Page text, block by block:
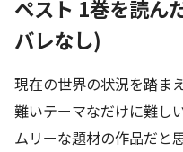
ペスト 1巻を読ん
バレなし)
現在の世界の状況を踏ま
難いテーマなだけに難し
ムリーな題材の作品だと